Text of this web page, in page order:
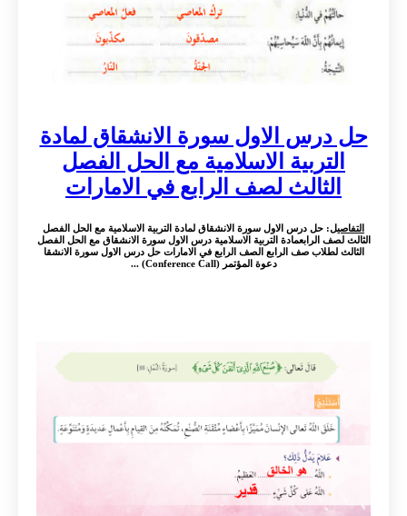
حل درس الاول سورة الانشقاق لمادة
التربية الاسلامية مع الحل الفصل
الثالث لصف الرابع في الامارات
التفاصيل: حل درس الاول سورة الانشقاق لمادة التربية الاسلامية مع الحل الفصل
الثالث لصف الرابعمادة التربية الاسلامية درس الاول سورة الانشقاق مع الحل الفصل
الثالث لطلاب صف الرابع الصف الرابع في الامارات حل درس الاول سورة الانشقا
دعوة المؤتمر (Conference Call) ...